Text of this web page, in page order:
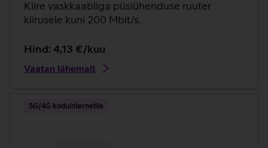
Kiire vaskkaabliga püsiühenduse ruuter
kiirusele kuni 200 Mbit/s.
Hind: 4,13 €/kuu
Vaatan lähemalt
5G/4G koduinternetile